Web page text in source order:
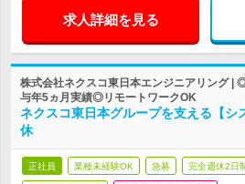
求人詳細を見る
株式会社ネクスコ東日本エンジニアリング
与年5ヵ月実績◎リモートワークOK
ネクスコ東日本グループを支える【シ
休
正社員 業種未経験OK 急募 完全週休2日